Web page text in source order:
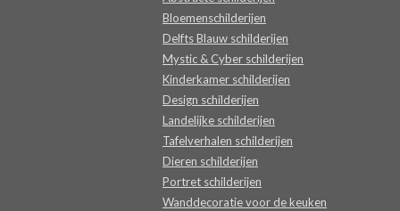
Bloemenschilderijen
Delfts Blauw schilderijen
Mystic & Cyber schilderijen
Kinderkamer schilderijen
Design schilderijen
Landelijke schilderijen
Tafelverhalen schilderijen
Dieren schilderijen
Portret schilderijen
Wanddecoratie voor de keuken